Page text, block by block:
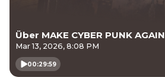
Über MAKE CYBER PUNK AGAIN
Mar 13, 2026, 8:08 PM
00:29:59